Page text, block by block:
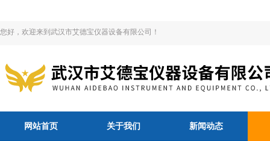
您好，欢迎来到武汉市艾德宝仪器设备有限公司！
网站首页 关于我们 新闻动态